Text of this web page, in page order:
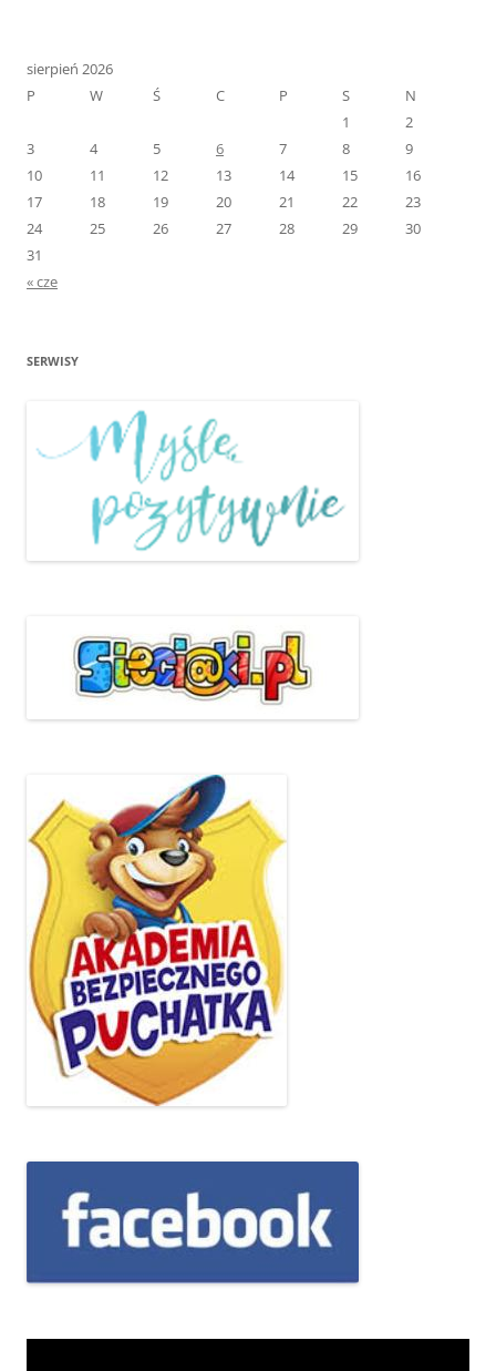
sierpień 2026
P
W Ś C P S
N
1
2
3
4 5 6 7 8
9
10
11 12 13 14 15
16
17
18 19 20 21 22
23
24
25 26 27 28 29
30
31
« cze
SERWISY
Odtwarzacz